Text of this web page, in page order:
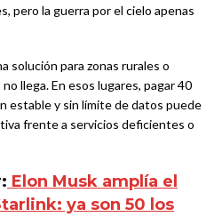
pero la guerra por el cielo apenas
solución para zonas rurales o
llega. En esos lugares, pagar 40
estable y sin límite de datos puede
frente a servicios deficientes o
Elon Musk amplía el
ya son 50 los